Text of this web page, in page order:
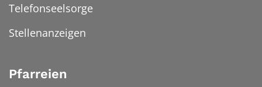
Telefonseelsorge
Stellenanzeigen
Pfarreien